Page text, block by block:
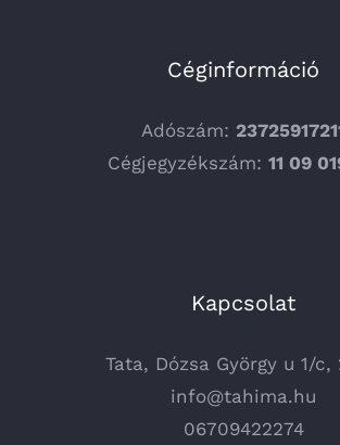
Céginformáció
Adószám:
Cégjegyzékszám: 11 09
Kapcsolat
Tata, Dózsa György u 1/c,
info@tahima.hu
06709422274